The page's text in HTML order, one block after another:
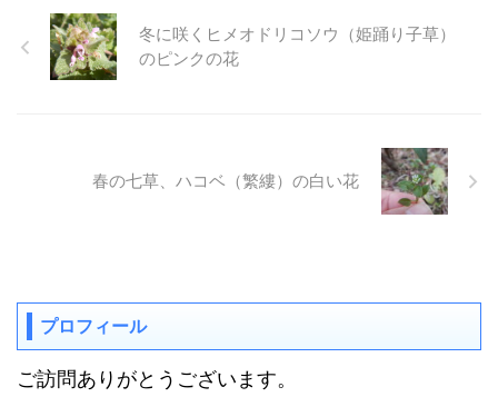
冬に咲くヒメオドリコソウ（姫踊り子草）
のピンクの花
春の七草、ハコベ（繁縷）の白い花
プロフィール
ご訪問ありがとうございます。